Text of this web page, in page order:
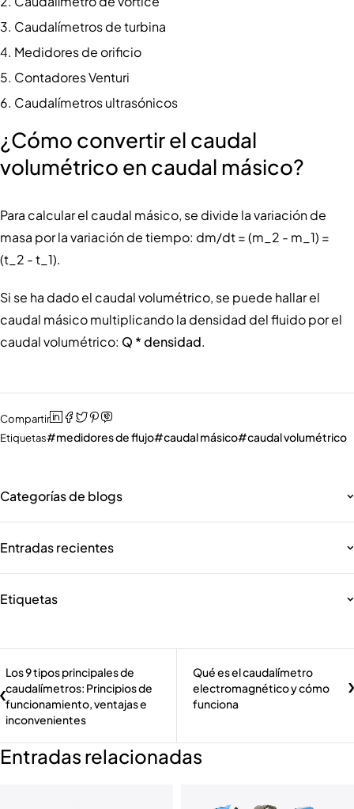
Caudalímetros de turbina
Medidores de orificio
Contadores Venturi
Caudalímetros ultrasónicos
¿Cómo convertir el caudal
volumétrico en caudal másico?
Para calcular el caudal másico, se divide la variación de
masa por la variación de tiempo: dm/dt = (m_2 - m_1) =
(t_2 - t_1).
Si se ha dado el caudal volumétrico, se puede hallar el
caudal másico multiplicando la densidad del fluido por el
caudal volumétrico: Q * densidad.
Compartir
Etiquetas
medidores de flujo caudal másico caudal volumétrico
Categorías de blogs
Entradas recientes
Etiquetas
Los 9 tipos principales de
caudalímetros: Principios de
funcionamiento, ventajas e
inconvenientes
Qué es el caudalímetro
electromagnético y cómo
funciona
Entradas relacionadas